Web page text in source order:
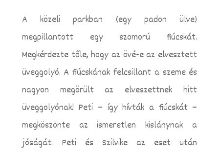
A közeli parkban (egy padon ülve)
megpillantott egy szomorú fiúcskát.
Megkérdezte tőle, hogy az övé-e az elvesztett
üveggolyó. A fiúcskának felcsillant a szeme és
nagyon megörült az elveszettnek hitt
üveggolyónak! Peti – így hívták a fiúcskát –
megköszönte az ismeretlen kislánynak a
jóságát. Peti és Szilvike az eset után